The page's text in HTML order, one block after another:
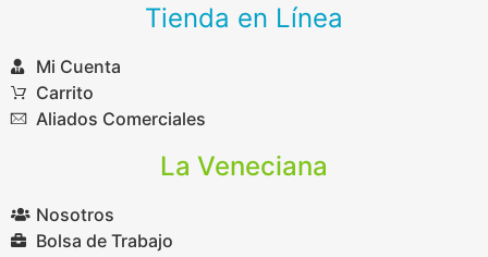
Tienda en Línea
Mi Cuenta
Carrito
Aliados Comerciales
La Veneciana
Nosotros
Bolsa de Trabajo